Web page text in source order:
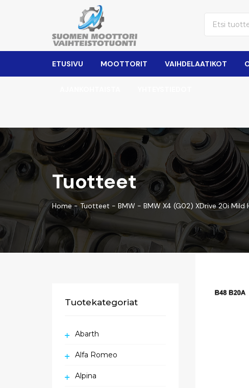
ETUSIVU MOOTTORIT VAIHDELAATIKOT
Tuotteet
Home-Tuotteet - BMW - BMW X4 (G02) XDrive 20i Mild
Tuotekategoriat
Abarth
Alfa Romeo
Alpina